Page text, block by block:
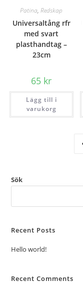
Patina,Redskap
Universaltång rfr
med svart
plasthandtag –
23cm
65 kr
Lägg till i
varukorg
Sök
Recent Posts
Hello world!
Recent Comments